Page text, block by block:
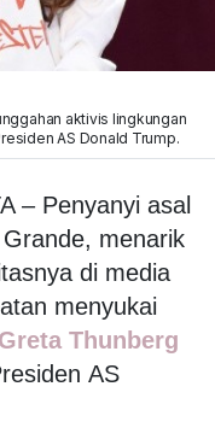
aktivis lingkungan
AS Donald Trump.
– Penyanyi asal
menarik
di media
menyukai
Greta Thunberg
AS